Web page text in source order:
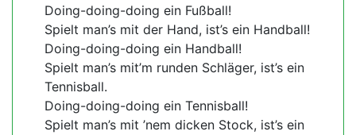
Doing-doing-doing ein Fußball!
Spielt man’s mit der Hand, ist’s ein Handball!
Doing-doing-doing ein Handball!
Spielt man’s mit’m runden Schläger, ist’s ein
Tennisball.
Doing-doing-doing ein Tennisball!
Spielt man’s mit ’nem dicken Stock, ist’s ein